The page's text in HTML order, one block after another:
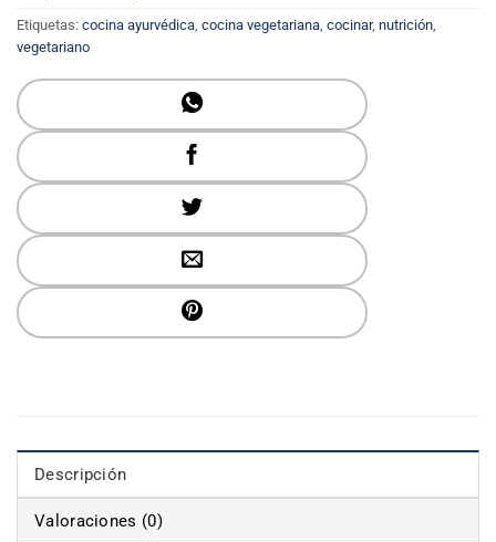
Etiquetas: cocina ayurvédica cocina vegetariana cocinar, nutrición
vegetariano
Descripción
Valoraciones (0)